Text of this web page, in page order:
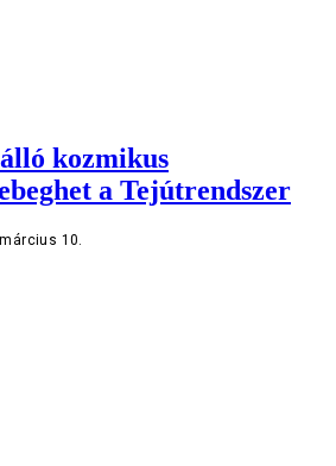
kozmikus
a Tejútrendszer
március 10.